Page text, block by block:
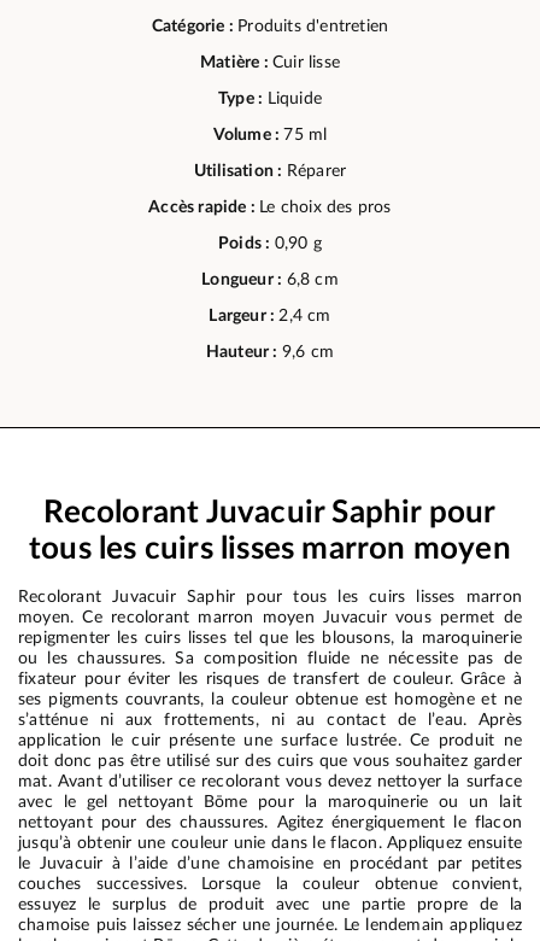
Catégorie : Produits d'entretien
Matière : Cuir lisse
Type : Liquide
Volume :75 ml
Utilisation : Réparer
Accès rapide : Le choix des pros
Poids : 0,90 g
Longueur : 6,8 cm
Largeur : 2,4 cm
Hauteur : 9,6 cm
Recolorant Juvacuir Saphir pour
tous les cuirs lisses marron moyen
Recolorant Juvacuir Saphir pour tous les cuirs lisses marron
moyen. Ce recolorant marron moyen Juvacuir vous permet de
repigmenter les cuirs lisses tel que les blousons, la maroquinerie
ou les chaussures. Sa composition fluide ne nécessite pas de
fixateur pour éviter les risques de transfert de couleur. Grâce à
ses pigments couvrants, la couleur obtenue est homogène et ne
s’atténue ni aux frottements, ni au contact de l’eau. Après
application le cuir présente une surface lustrée. Ce produit ne
doit donc pas être utilisé sur des cuirs que vous souhaitez garder
mat. Avant d’utiliser ce recolorant vous devez nettoyer la surface
avec le gel nettoyant Bōme pour la maroquinerie ou un lait
nettoyant pour des chaussures. Agitez énergiquement le flacon
jusqu’à obtenir une couleur unie dans le flacon. Appliquez ensuite
le Juvacuir à l’aide d’une chamoisine en procédant par petites
couches successives. Lorsque la couleur obtenue convient,
essuyez le surplus de produit avec une partie propre de la
chamoise puis laissez sécher une journée. Le lendemain appliquez